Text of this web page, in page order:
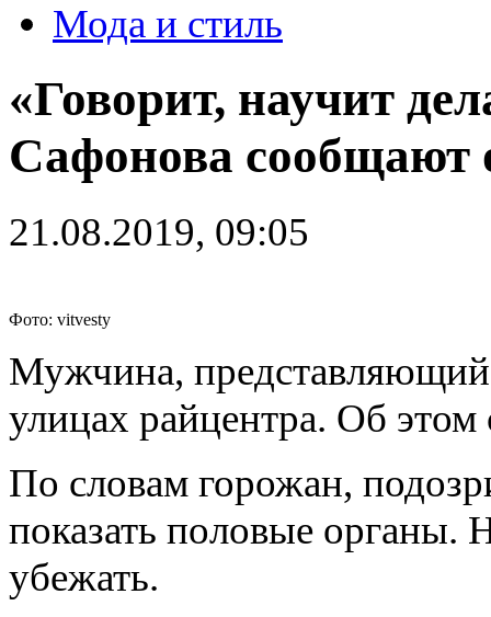
Мода и стиль
«Говорит, научит
Сафонова сообщают
21.08.2019, 09:05
Фото: vitvesty
Мужчина,
улицах райцентра. Об
По словам горожан,
показать половые органы.
убежать.